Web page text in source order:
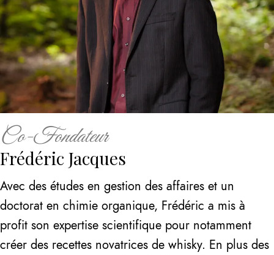
Co-Fondateur
Frédéric Jacques
Avec des études en gestion des affaires et un
doctorat en chimie organique, Frédéric a mis à
profit son expertise scientifique pour notamment
créer des recettes novatrices de whisky. En plus des